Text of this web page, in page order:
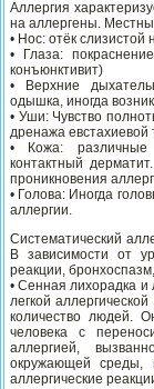
Аллергия
на аллергены.
• Нос: отёк слизистой
• Глаза:
конъюнктивит)
• Верхние
одышка, иногда
• Уши: Чувство
дренажа евстахиевой
• Кожа: различные
контактный
проникновения
• Голова: Иногда
аллергии.
Систематический
В зависимости от
реакции,
• Сенная лихорадка
легкой
количество людей.
человека с
аллергией,
окружающей среды,
аллергические